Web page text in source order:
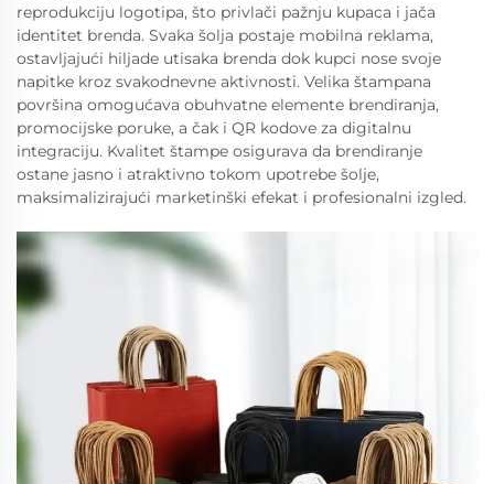
reprodukciju logotipa, što privlači pažnju kupaca i jača
identitet brenda. Svaka šolja postaje mobilna reklama,
ostavljajući hiljade utisaka brenda dok kupci nose svoje
napitke kroz svakodnevne aktivnosti. Velika štampana
površina omogućava obuhvatne elemente brendiranja,
promocijske poruke, a čak i QR kodove za digitalnu
integraciju. Kvalitet štampe osigurava da brendiranje
ostane jasno i atraktivno tokom upotrebe šolje,
maksimalizirajući marketinški efekat i profesionalni izgled.